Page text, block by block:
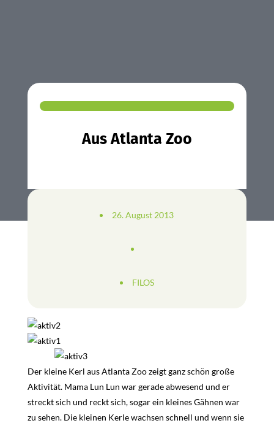
Aus Atlanta Zoo
26. August 2013
FILOS
Der kleine Kerl aus Atlanta Zoo zeigt ganz schön große
Aktivität. Mama Lun Lun war gerade abwesend und er
streckt sich und reckt sich, sogar ein kleines Gähnen war
zu sehen. Die kleinen Kerle wachsen schnell und wenn sie